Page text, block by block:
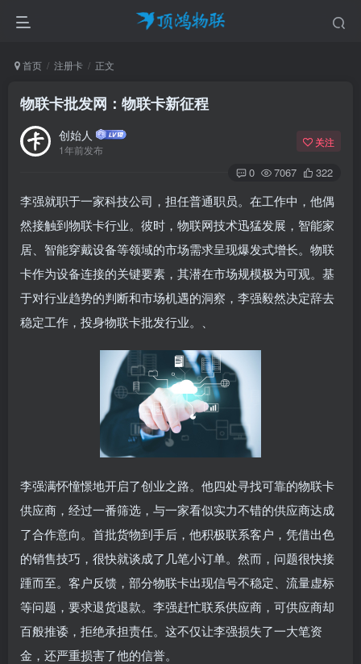
首页 注册卡 正文
物联卡批发网：物联卡新征程
创始人
1年前发布
关注
0 7067 322
李强就职于一家科技公司，担任普通职员。在工作中，他偶
然接触到物联卡行业。彼时，物联网技术迅猛发展，智能家
居、智能穿戴设备等领域的市场需求呈现爆发式增长。物联
卡作为设备连接的关键要素，其潜在市场规模极为可观。基
于对行业趋势的判断和市场机遇的洞察，李强毅然决定辞去
稳定工作，投身物联卡批发行业。、
李强满怀憧憬地开启了创业之路。他四处寻找可靠的物联卡
供应商，经过一番筛选，与一家看似实力不错的供应商达成
了合作意向。首批货物到手后，他积极联系客户，凭借出色
的销售技巧，很快就谈成了几笔小订单。然而，问题很快接
踵而至。客户反馈，部分物联卡出现信号不稳定、流量虚标
等问题，要求退货退款。李强赶忙联系供应商，可供应商却
百般推诿，拒绝承担责任。这不仅让李强损失了一大笔资
金，还严重损害了他的信誉。